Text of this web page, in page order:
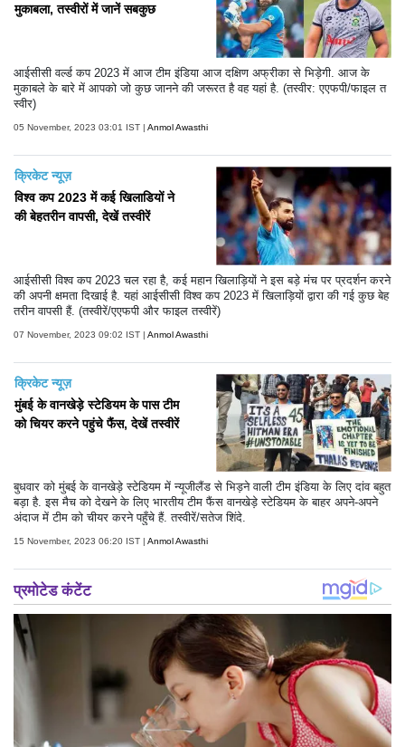
मुकाबला, तस्वीरों में जानें सबकुछ
आईसीसी वर्ल्ड कप 2023 में आज टीम इंडिया आज दक्षिण अफ्रीका से भिड़ेगी. आज के
मुकाबले के बारे में आपको जो कुछ जानने की जरूरत है वह यहां है. (तस्वीर: एएफपी/फाइल त
स्वीर)
05 November, 2023 03:01 IST | Anmol Awasthi
क्रिकेट न्यूज़
विश्व कप 2023 में कई खिलाडियों ने
की बेहतरीन वापसी, देखें तस्वीरें
आईसीसी विश्व कप 2023 चल रहा है, कई महान खिलाड़ियों ने इस बड़े मंच पर प्रदर्शन करने
की अपनी क्षमता दिखाई है. यहां आईसीसी विश्व कप 2023 में खिलाड़ियों द्वारा की गई कुछ बेह
तरीन वापसी हैं. (तस्वीरें/एएफपी और फाइल तस्वीरें)
07 November, 2023 09:02 IST | Anmol Awasthi
क्रिकेट न्यूज़
मुंबई के वानखेड़े स्टेडियम के पास टीम
को चियर करने पहुंचे फैंस, देखें तस्वीरें
बुधवार को मुंबई के वानखेड़े स्टेडियम में न्यूजीलैंड से भिड़ने वाली टीम इंडिया के लिए दांव बहुत
बड़ा है. इस मैच को देखने के लिए भारतीय टीम फैंस वानखेड़े स्टेडियम के बाहर अपने-अपने
अंदाज में टीम को चीयर करने पहुँचे हैं. तस्वीरें/सतेज शिंदे.
15 November, 2023 06:20 IST | Anmol Awasthi